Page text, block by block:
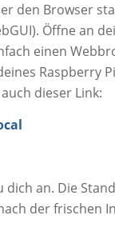
den Browser
Öffne an
einen
Raspberry
dieser Link:
dich an. Die
der frischen